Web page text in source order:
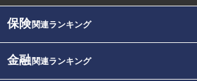
保険関連ランキング
金融関連ランキング